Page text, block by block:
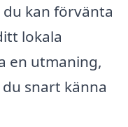
kan förvänta
lokala
en utmaning,
snart känna